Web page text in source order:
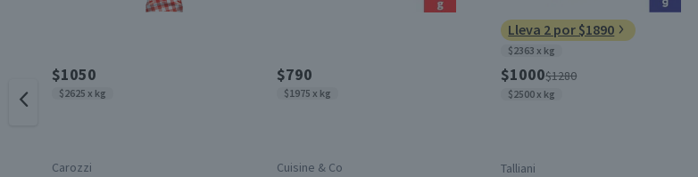
$1050
$2625 x kg
Carozzi
$790
$1975 x kg
Cuisine & Co
Lleva 2 por $1890
$2363 x kg
$1000$1280
$2500 x kg
Talliani